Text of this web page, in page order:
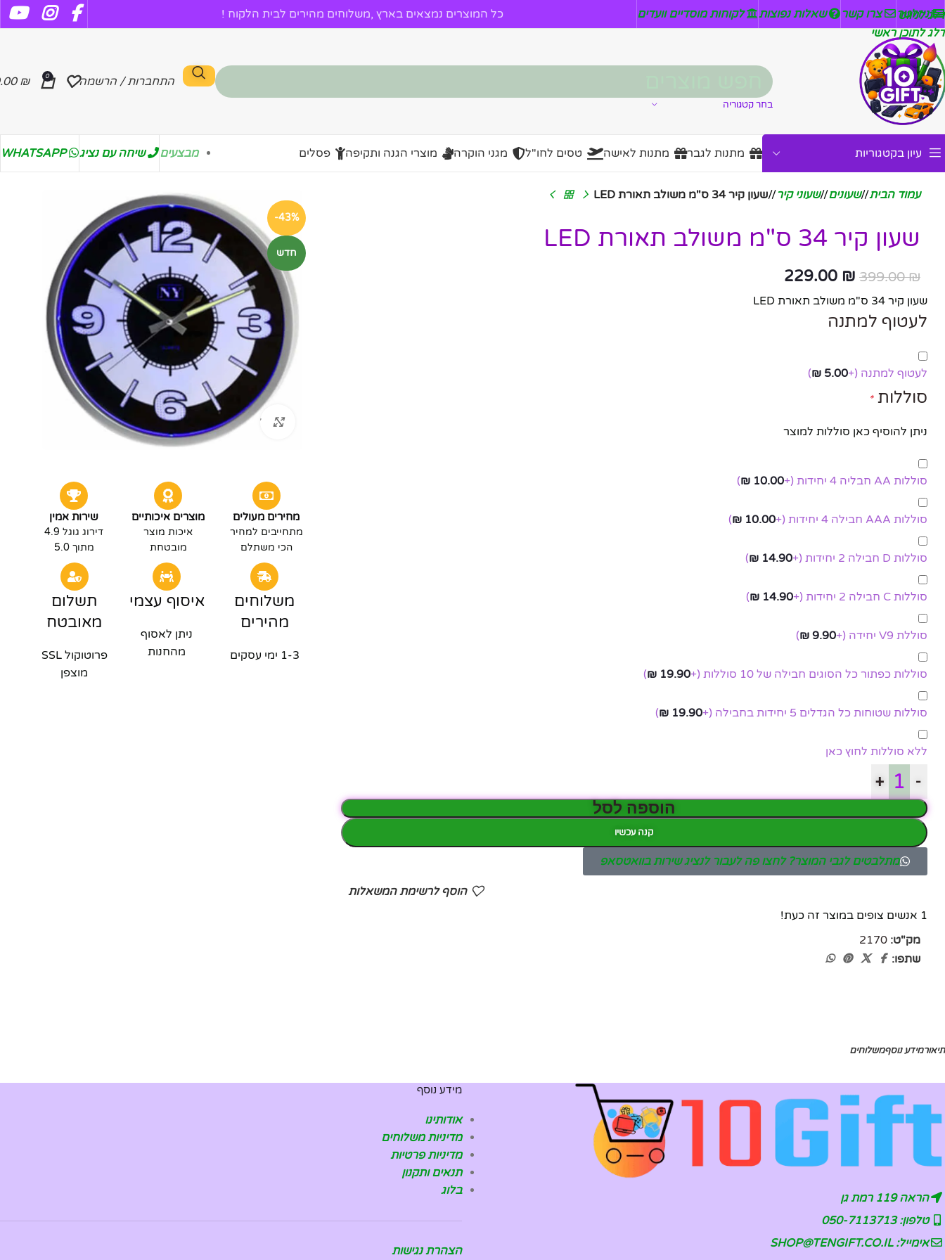
דלג לניווט
דלג לתוכן ראשי
ניזלטר צרו קשר שאלות נפוצות לקוחות מוסדיים וועדים כל המוצרים נמצאים בארץ ,משלוחים מהירים לבית הלקוח !
בחר קטגוריה
התחברות / הרשמה 0
₪
עיון בקטגוריות מתנות לגבר מתנות לאישה טסים לחו"ל מגני הוקרה מוצרי הגנה ותקיפה פסלים מבצעים שיחה עם נציג WHATSAPP
-43%
חדש
לחץ להגדלה
מחירים מעולים
מתחייבים למחיר
הכי משתלם
מוצרים איכותיים
איכות מוצר
מובטחת
שירות אמין
דירוג גוגל 4.9
מתוך 5.0
משלוחים
מהירים
1-3 ימי עסקים
איסוף עצמי
ניתן לאסוף
מהחנות
תשלום
מאובטח
פרוטוקול SSL
מוצפן
עמוד הבית/ שעונים/ שעוני קיר/ שעון קיר 34 ס"מ משולב תאורת LED
שעון קיר 34 ס"מ משולב תאורת LED
399.00₪
229.00 ₪
שעון קיר 34 ס"מ משולב תאורת LED
לעטוף למתנה
לעטוף למתנה(+
5.00
₪
)
סוללות*
ניתן להוסיף כאן סוללות למוצר
סוללות AA חבליה 4 יחידות (+
10.00
₪
)
סוללות AAA חבילה 4 יחידות (+
10.00
₪
)
סוללות D חבילה 2 יחידות (+
14.90
₪
)
סוללות C חבילה 2 יחידות (+
14.90
₪
)
סוללת V9 יחידה (+
9.90
₪
)
סוללות כפתור כל הסוגים חבילה של 10 סוללות (+
19.90
₪
)
סוללות שטוחות כל הגדלים 5 יחידות בחבילה (+
19.90
₪
)
ללא סוללות לחוץ כאן
-
+
הוספה לסל
קנה עכשיו
מתלבטים לגבי המוצר? לחצו פה לעבור לנציג שירות בוואטסאפ
הוסף לרשימת המשאלות
1 אנשים צופים במוצר זה כעת!
מק"ט:2170
שתפו:
תיאורמידע נוסףמשלוחים
הראה 119 רמת גן
טלפון: 050-7113713
אימייל: SHOP@TENGIFT.CO.IL
מידע נוסף
אודותינו
מדיניות משלוחים
מדיניות פרטיות
תנאים ותקנון
בלוג
הצהרת נגישות
פייסבוק
אינסטגרם
יוטיוב